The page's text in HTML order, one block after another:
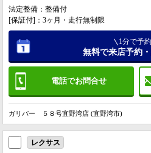
法定整備：整備付
[保証付]：3ヶ月・走行無制限
電話でお問合せ
1分で予
無料で来店予約
ガリバー ５８号宜野湾店 (宜野湾市)
レクサス